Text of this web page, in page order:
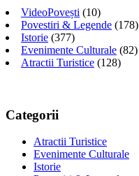
VideoPovești (10)
Povestiri & Legende (178)
Istorie (377)
Evenimente Culturale (82)
Atractii Turistice (128)
Categorii
Atractii Turistice
Evenimente Culturale
Istorie